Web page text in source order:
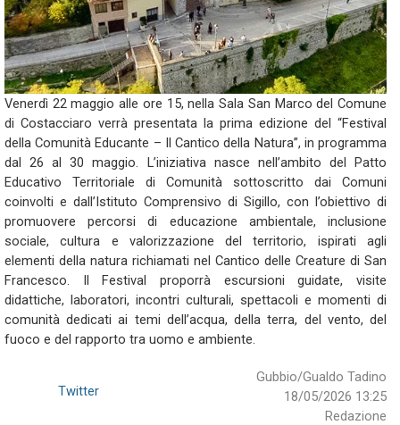
Venerdì 22 maggio alle ore 15, nella Sala San Marco del Comune
di Costacciaro verrà presentata la prima edizione del “Festival
della Comunità Educante – Il Cantico della Natura”, in programma
dal 26 al 30 maggio. L’iniziativa nasce nell’ambito del Patto
Educativo Territoriale di Comunità sottoscritto dai Comuni
coinvolti e dall’Istituto Comprensivo di Sigillo, con l’obiettivo di
promuovere percorsi di educazione ambientale, inclusione
sociale, cultura e valorizzazione del territorio, ispirati agli
elementi della natura richiamati nel Cantico delle Creature di San
Francesco. Il Festival proporrà escursioni guidate, visite
didattiche, laboratori, incontri culturali, spettacoli e momenti di
comunità dedicati ai temi dell’acqua, della terra, del vento, del
fuoco e del rapporto tra uomo e ambiente.
Gubbio/Gualdo Tadino
18/05/2026 13:25
Redazione
Twitter